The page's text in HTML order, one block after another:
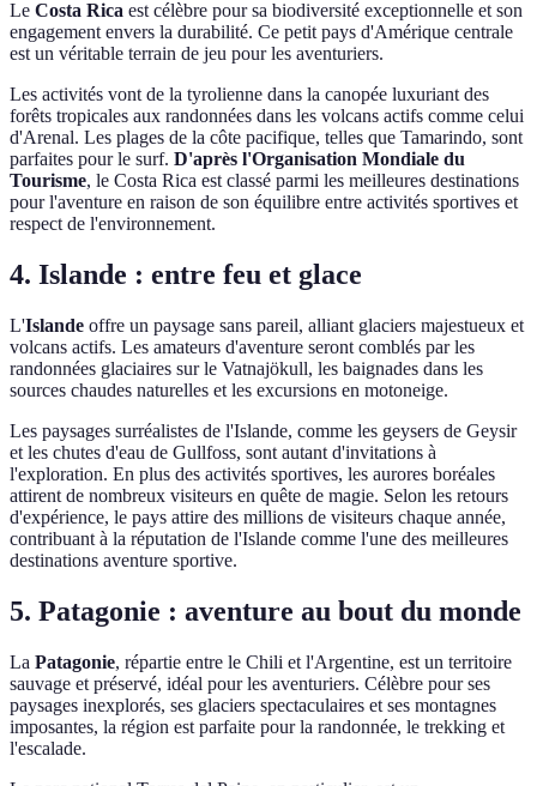
Le Costa Rica est célèbre pour sa biodiversité exceptionnelle et son
engagement envers la durabilité. Ce petit pays d'Amérique centrale
est un véritable terrain de jeu pour les aventuriers.
Les activités vont de la tyrolienne dans la canopée luxuriant des
forêts tropicales aux randonnées dans les volcans actifs comme celui
d'Arenal. Les plages de la côte pacifique, telles que Tamarindo, sont
parfaites pour le surf. D'après l'Organisation Mondiale du
Tourisme, le Costa Rica est classé parmi les meilleures destinations
pour l'aventure en raison de son équilibre entre activités sportives et
respect de l'environnement.
4. Islande : entre feu et glace
L'Islande offre un paysage sans pareil, alliant glaciers majestueux et
volcans actifs. Les amateurs d'aventure seront comblés par les
randonnées glaciaires sur le Vatnajökull, les baignades dans les
sources chaudes naturelles et les excursions en motoneige.
Les paysages surréalistes de l'Islande, comme les geysers de Geysir
et les chutes d'eau de Gullfoss, sont autant d'invitations à
l'exploration. En plus des activités sportives, les aurores boréales
attirent de nombreux visiteurs en quête de magie. Selon les retours
d'expérience, le pays attire des millions de visiteurs chaque année,
contribuant à la réputation de l'Islande comme l'une des meilleures
destinations aventure sportive.
5. Patagonie : aventure au bout du monde
La Patagonie, répartie entre le Chili et l'Argentine, est un territoire
sauvage et préservé, idéal pour les aventuriers. Célèbre pour ses
paysages inexplorés, ses glaciers spectaculaires et ses montagnes
imposantes, la région est parfaite pour la randonnée, le trekking et
l'escalade.